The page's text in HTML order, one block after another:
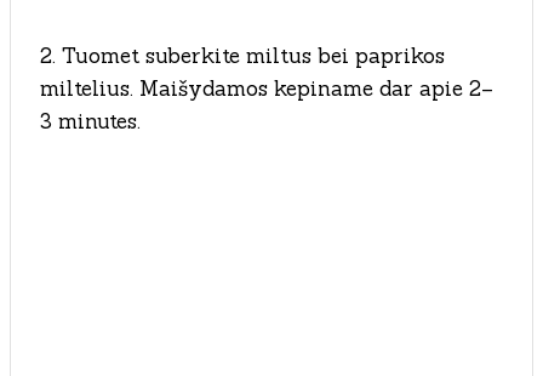
2. Tuomet suberkite miltus bei paprikos
miltelius. Maišydamos kepiname dar apie 2–
3 minutes.